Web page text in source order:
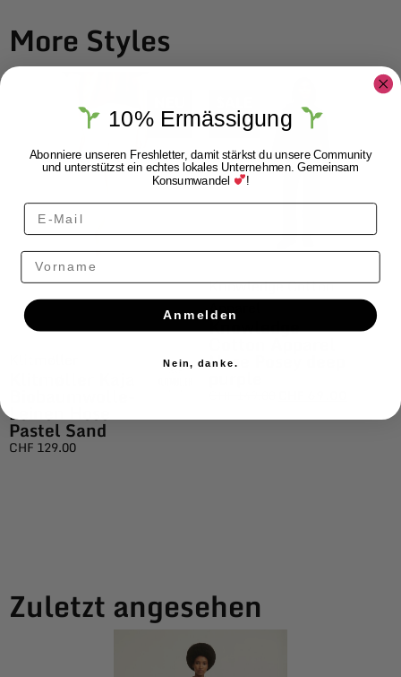
More Styles
Leinen Hose
Pastel Sand
CHF 129.00
Knowledge Cotton
Apparel
Knowledge
Hose Posey deep
Zuletzt angesehen
10% Ermässigung
Abonniere unseren Freshletter, damit stärkst du unsere Community
und unterstützst ein echtes lokales Unternehmen. Gemeinsam
Konsumwandel !
Vorname
Anmelden
Nein, danke.